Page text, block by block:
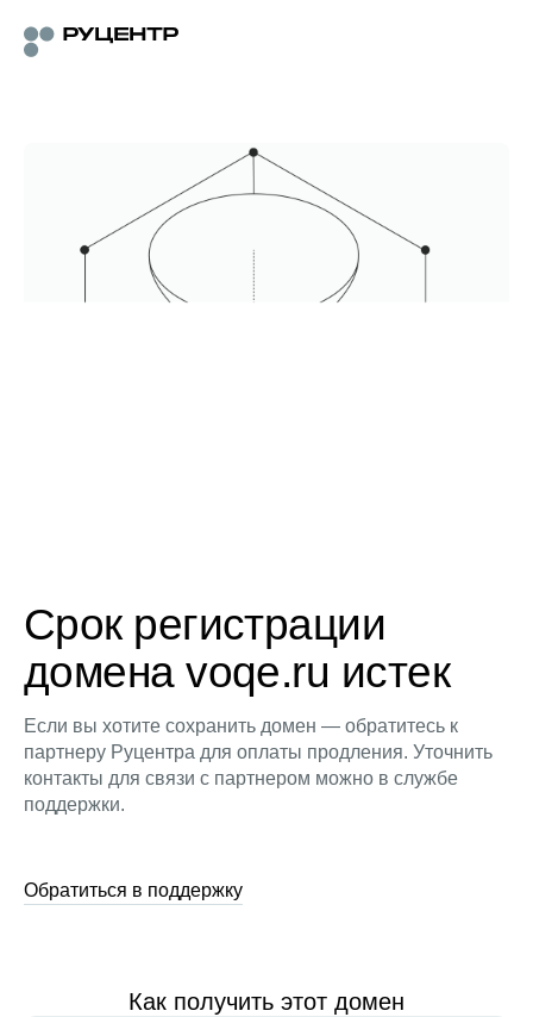
Срок регистрации
домена voqe.ru истек
Если вы хотите сохранить домен — обратитесь к
партнеру Руцентра для оплаты продления. Уточнить
контакты для связи с партнером можно в службе
поддержки.
Обратиться в поддержку
Как получить этот домен